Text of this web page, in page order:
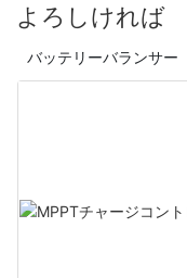
よろしければ
バッテリーバランサー